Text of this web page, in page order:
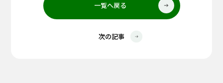
一覧へ戻る
次の記事